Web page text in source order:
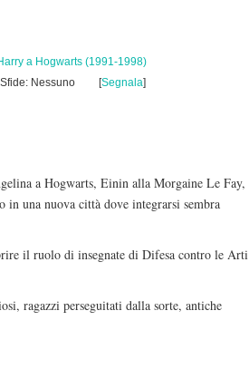
a Hogwarts (1991-1998)
Sfide: Nessuno [Segnala]
a Hogwarts, Einin alla Morgaine Le Fay,
una nuova città dove integrarsi sembra
il ruolo di insegnate di Difesa contro le Arti
ragazzi perseguitati dalla sorte, antiche